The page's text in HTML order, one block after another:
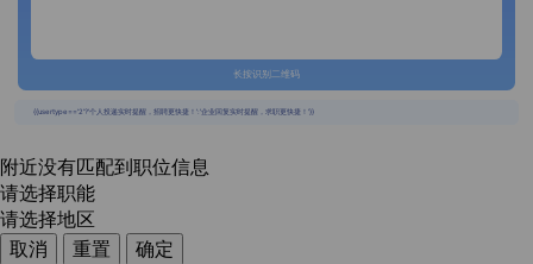
长按识别二维码
{{usertype=='2'?'个人投递实时提醒，招聘更快捷！':'企业回复实时提醒，求职更快捷！'}}
附近没有匹配到职位信息
请选择职能
请选择地区
取消
重置
确定